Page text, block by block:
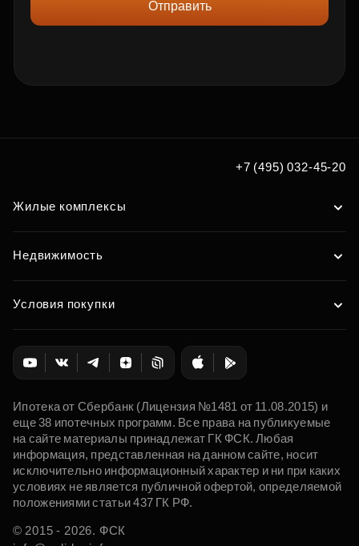
Отправить
+7 (495) 032-45-20
Жилые комплексы
Недвижимость
Условия покупки
Ипотека от Сбербанк (Лицензия №1481 от 11.08.2015) и
еще 38 ипотечных программ. Все права на публикуемые
на сайте материалы принадлежат ГК ФСК. Любая
информация, представленная на данном сайте, носит
исключительно информационный характер и ни при каких
условиях не является публичной офертой, определяемой
положениями статьи 437 ГК РФ.
© 2015 - 2026. ФСК